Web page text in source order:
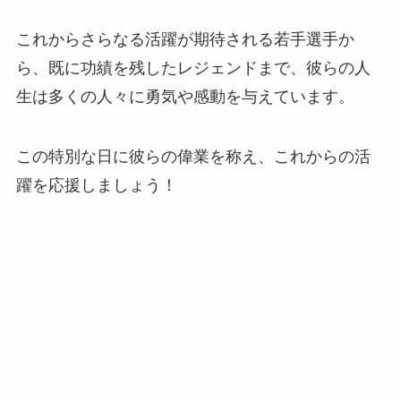
これからさらなる活躍が期待される若手選手か
ら、既に功績を残したレジェンドまで、彼らの人
生は多くの人々に勇気や感動を与えています。
この特別な日に彼らの偉業を称え、これからの活
躍を応援しましょう！